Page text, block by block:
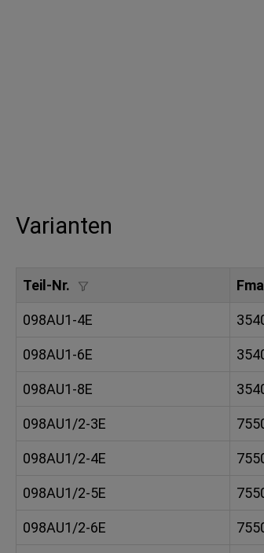
Varianten
Teil-Nr.
098AU1-4E
098AU1-6E
098AU1-8E
098AU1/2-3E
098AU1/2-4E
098AU1/2-5E
098AU1/2-6E